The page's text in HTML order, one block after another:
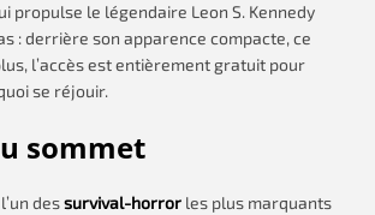
propulse le légendaire Leon S. Kennedy
: derrière son apparence compacte, ce
l’accès est entièrement gratuit pour
se réjouir.
sommet
dessurvival-horror les plus marquants